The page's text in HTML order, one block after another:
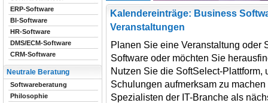
Kalendereinträge: Business
Veranstaltungen
Planen Sie eine Veranstaltung oder
Software oder möchten Sie
Nutzen Sie die SoftSelect-Plattform,
Schulungen aufmerksam zu
Spezialisten der IT-Branche als
ERP-Software
BI-Software
HR-Software
DMS/ECM-Software
CRM-Software
Neutrale Beratung
Softwareberatung
Philosophie